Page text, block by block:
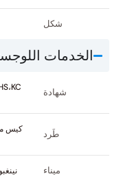
شكل
الخدمات
شهادة
طَرد
كيس
ميناء